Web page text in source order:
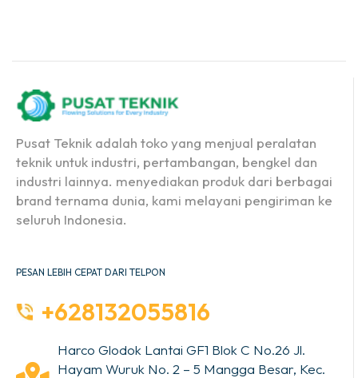
Pusat Teknik adalah toko yang menjual peralatan
teknik untuk industri, pertambangan, bengkel dan
industri lainnya. menyediakan produk dari berbagai
brand ternama dunia, kami melayani pengiriman ke
seluruh Indonesia.
PESAN LEBIH CEPAT DARI TELPON
+628132055816
Harco Glodok Lantai GF1 Blok C No.26 Jl.
Hayam Wuruk No. 2 – 5 Mangga Besar, Kec.